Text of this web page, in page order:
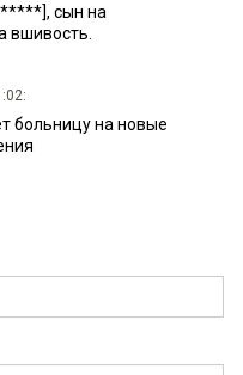
сын на
вшивость.
больницу на новые